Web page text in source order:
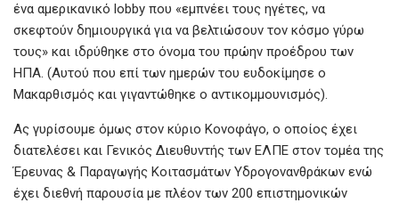
ένα αμερικανικό lobby που «εμπνέει τους ηγέτες, να
σκεφτούν δημιουργικά για να βελτιώσουν τον κόσμο γύρω
τους» και ιδρύθηκε στο όνομα του πρώην προέδρου των
ΗΠΑ. (Αυτού που επί των ημερών του ευδοκίμησε ο
Μακαρθισμός και γιγαντώθηκε ο αντικομμουνισμός).
Ας γυρίσουμε όμως στον κύριο Κονοφάγο, ο οποίος έχει
διατελέσει και Γενικός Διευθυντής των ΕΛΠΕ στον τομέα της
Έρευνας & Παραγωγής Κοιτασμάτων Υδρογονανθράκων ενώ
έχει διεθνή παρουσία με πλέον των 200 επιστημονικών